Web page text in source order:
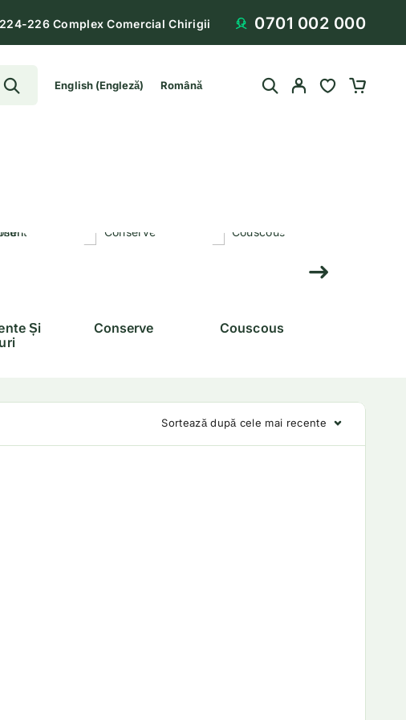
226 Complex Comercial Chirigii 0701 002 000
English(Engleză) Română
Și
Conserve Couscous
Sortează după cele mai recente